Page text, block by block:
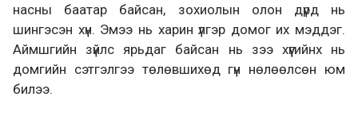
насны баатар байсан, зохиолын олон дүрд нь
шингэсэн хүн. Эмээ нь харин үлгэр домог их мэддэг.
Аймшгийн зүйлс ярьдаг байсан нь зээ хүүгийнх нь
домгийн сэтгэлгээ төлөвшихөд гүн нөлөөлсөн юм
билээ.